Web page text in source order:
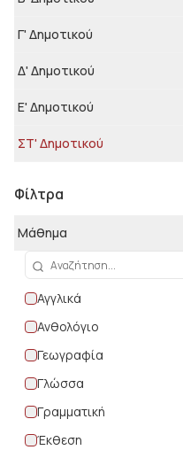
Γ' Δημοτικού
Δ' Δημοτικού
Ε' Δημοτικού
ΣΤ' Δημοτικού
Φίλτρα
Μάθημα
Αγγλικά
Ανθολόγιο
Γεωγραφία
Γλώσσα
Γραμματική
Έκθεση